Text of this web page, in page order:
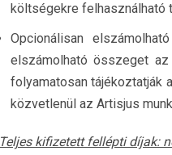
költségekre felhasználható
Opcionálisan
elszámolható összeget az
folyamatosan tájékoztatják
közvetlenül az Artisjus
Teljes kifizetett fellépti díjak: